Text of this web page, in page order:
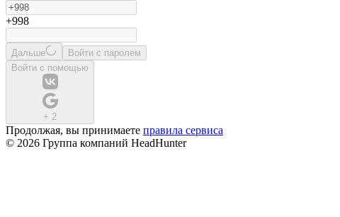
+998
Дальше
Войти с паролем
Войти с помощью
+ 2
Продолжая, вы принимаете правила сервиса
© 2026 Группа компаний HeadHunter